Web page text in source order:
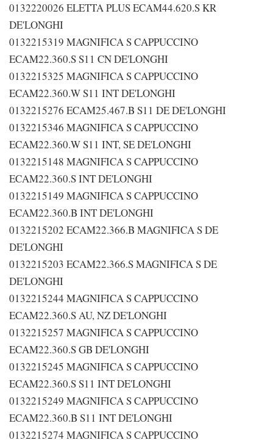
0132220026 ELETTA PLUS ECAM44.620.S KR
DE'LONGHI
0132215319 MAGNIFICA S CAPPUCCINO
ECAM22.360.S S11 CN DE'LONGHI
0132215325 MAGNIFICA S CAPPUCCINO
ECAM22.360.W S11 INT DE'LONGHI
0132215276 ECAM25.467.B S11 DE DE'LONGHI
0132215346 MAGNIFICA S CAPPUCCINO
ECAM22.360.W S11 INT, SE DE'LONGHI
0132215148 MAGNIFICA S CAPPUCCINO
ECAM22.360.S INT DE'LONGHI
0132215149 MAGNIFICA S CAPPUCCINO
ECAM22.360.B INT DE'LONGHI
0132215202 ECAM22.366.B MAGNIFICA S DE
DE'LONGHI
0132215203 ECAM22.366.S MAGNIFICA S DE
DE'LONGHI
0132215244 MAGNIFICA S CAPPUCCINO
ECAM22.360.S AU, NZ DE'LONGHI
0132215257 MAGNIFICA S CAPPUCCINO
ECAM22.360.S GB DE'LONGHI
0132215245 MAGNIFICA S CAPPUCCINO
ECAM22.360.S S11 INT DE'LONGHI
0132215249 MAGNIFICA S CAPPUCCINO
ECAM22.360.B S11 INT DE'LONGHI
0132215274 MAGNIFICA S CAPPUCCINO